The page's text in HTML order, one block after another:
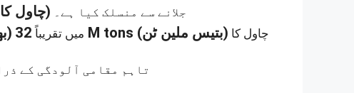
(چاول کا بھوسہ) جلانے سے منسلک کیا ہے۔
(بھارتی پنجاب) میں تقریباً 32 M tons (بتیس ملین ٹن)
تاہم مقامی آلودگی کے